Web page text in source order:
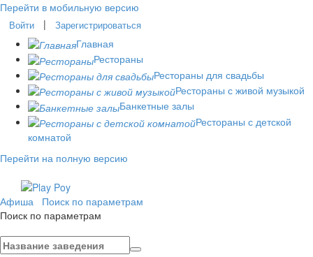
Перейти в мобильную версию
Войти | Зарегистрироваться
Главная
Рестораны
Рестораны для свадьбы
Рестораны с живой музыкой
Банкетные залы
Рестораны с детской
комнатой
Перейти на полную версию
Афиша
Поиск по параметрам
Поиск по параметрам